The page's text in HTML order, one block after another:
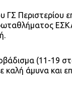
ΓΣ
(11-19
άμυνα και